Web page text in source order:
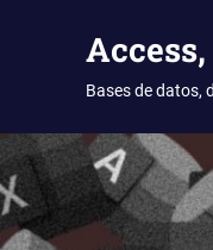
Saltar
al
contenido
Bases de datos,